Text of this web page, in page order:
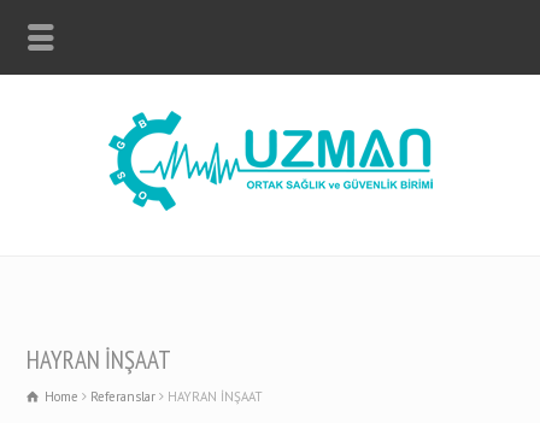
HAYRAN İNŞAAT
Home Referanslar HAYRAN İNŞAAT